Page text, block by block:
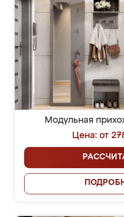
Модульная
Цена: от